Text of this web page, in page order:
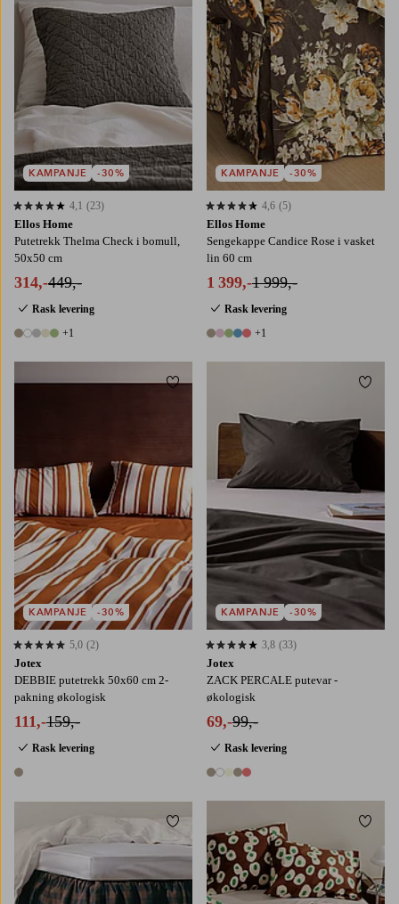
Ellos Home
Putetrekk Thelma Check i bomull,
50x50 cm
314,-449,-
Rask levering
6 farger
+1
4,1 basert på 23 karaktergivninger
4,1 (23)
KAMPANJE -30%
Ellos Home
Sengekappe Candice Rose i vasket
lin 60 cm
1 399,-1 999,-
Rask levering
6 farger
+1
4,6 basert på 5 karaktergivninger
4,6 (5)
KAMPANJE -30%
Jotex
DEBBIE putetrekk 50x60 cm 2-
pakning økologisk
111,-159,-
Rask levering
1 farge
5,0 basert på 2 karaktergivninger
5,0 (2)
KAMPANJE -30%
Legg til favoritter
Jotex
ZACK PERCALE putevar -
økologisk
69,-99,-
Rask levering
5 farger
3,8 basert på 33 karaktergivninger
3,8 (33)
KAMPANJE -30%
80X80
Legg til favoritter
90X200 120X200140X200160X200
180X200
140X200 200X220